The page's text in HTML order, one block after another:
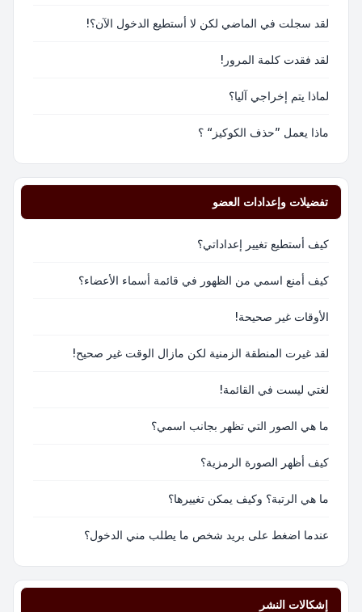
لقد سجلت في الماضي لكن لا أستطيع الدخول الآن؟!
لقد فقدت كلمة المرور!
لماذا يتم إخراجي آليا؟
ماذا يعمل ”حذف الكوكيز“ ؟
تفضيلات وإعدادات العضو
كيف أستطيع تغيير إعداداتي؟
كيف أمنع اسمي من الظهور في قائمة أسماء الأعضاء؟
الأوقات غير صحيحة!
لقد غيرت المنطقة الزمنية لكن مازال الوقت غير صحيح!
لغتي ليست في القائمة!
ما هي الصور التي تظهر بجانب اسمي؟
كيف أظهر الصورة الرمزية؟
ما هي الرتبة؟ وكيف يمكن تغييرها؟
عندما اضغط على بريد شخص ما يطلب مني الدخول؟
إشكالات النشر